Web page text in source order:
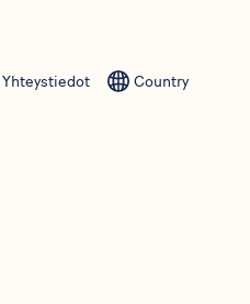
Yhteystiedot Country